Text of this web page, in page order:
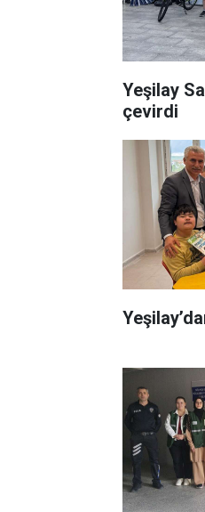
Yeşilay
çevirdi